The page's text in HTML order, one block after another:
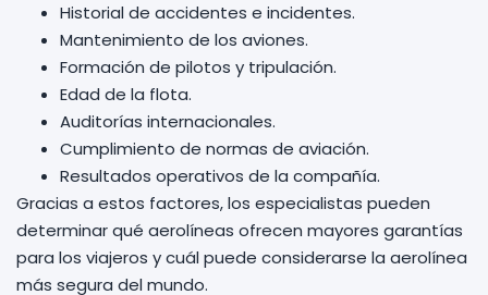
Historial de accidentes e incidentes.
Mantenimiento de los aviones.
Formación de pilotos y tripulación.
Edad de la flota.
Auditorías internacionales.
Cumplimiento de normas de aviación.
Resultados operativos de la compañía.
Gracias a estos factores, los especialistas pueden
determinar qué aerolíneas ofrecen mayores garantías
para los viajeros y cuál puede considerarse la aerolínea
más segura del mundo.